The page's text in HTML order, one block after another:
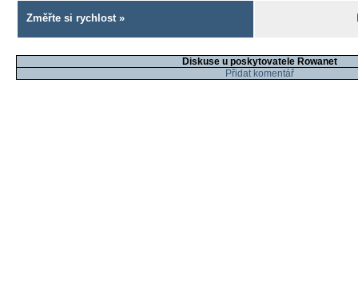
Změřte si rychlost »
Diskuse u poskytovatele Rowanet
Přidat komentář